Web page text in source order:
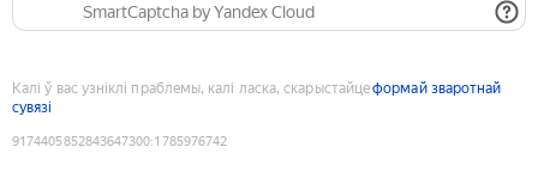
SmartCaptcha by Yandex Cloud
Калі ў вас узніклі праблемы, калі ласка, скарыстайцеформай зваротнай
сувязі
9174405852843647300:1785976742